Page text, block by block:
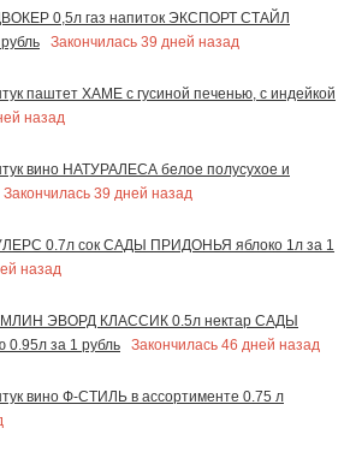
0,5л газ напиток ЭКСПОРТ СТАЙЛ
Закончилась 39 дней назад
паштет ХАМЕ с гусиной печенью, с индейкой
назад
вино НАТУРАЛЕСА белое полусухое и
Закончилась 39 дней назад
0.7л сок САДЫ ПРИДОНЬЯ яблоко 1л за 1
назад
ЭВОРД КЛАССИК 0.5л нектар САДЫ
за 1 рубль
Закончилась 46 дней назад
вино Ф-СТИЛЬ в ассортименте 0.75 л